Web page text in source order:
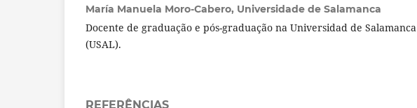
María Manuela Moro-Cabero, Universidade de Salamanca
Docente de graduação e pós-graduação na Universidad de Salamanca
(USAL).
REFERÊNCIAS